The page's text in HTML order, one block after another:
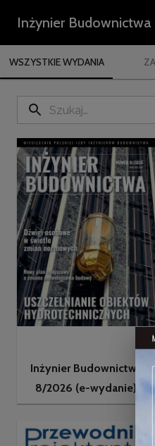
Inżynier
WSZYSTKIE WYDANIA
Inżynier Budownictwa
8/2026 (e-wydanie)